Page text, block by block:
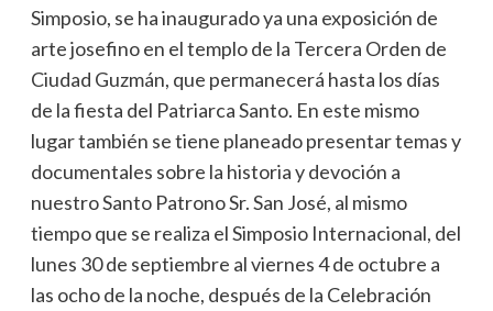
Simposio, se ha inaugurado ya una exposición de
arte josefino en el templo de la Tercera Orden de
Ciudad Guzmán, que permanecerá hasta los días
de la fiesta del Patriarca Santo. En este mismo
lugar también se tiene planeado presentar temas y
documentales sobre la historia y devoción a
nuestro Santo Patrono Sr. San José, al mismo
tiempo que se realiza el Simposio Internacional, del
lunes 30 de septiembre al viernes 4 de octubre a
las ocho de la noche, después de la Celebración